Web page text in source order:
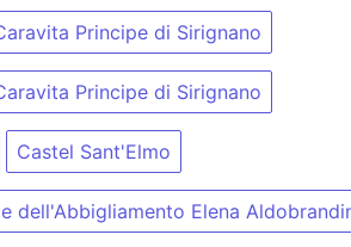
Principe di Sirignano
Principe di Sirignano
Castel Sant'Elmo
dell'Abbigliamento Elena